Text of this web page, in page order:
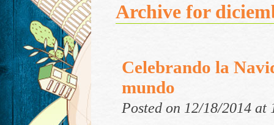
Archive for
Celebrando la
mundo
Posted on 12/18/2014